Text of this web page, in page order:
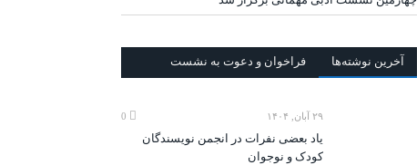
آخرين‌ نوشته‌ها فراخوان و دعوت به نشست
۲۹ آبان, ۱۴۰۴
یاد بعضی نفرات در انجمن نویسندگان
کودک و نوجوان